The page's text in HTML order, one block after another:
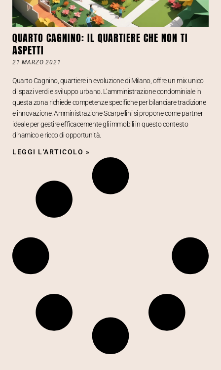
QUARTO CAGNINO: IL QUARTIERE CHE NON TI
ASPETTI
21 MARZO 2021
Quarto Cagnino, quartiere in evoluzione di Milano, offre un mix unico
di spazi verdi e sviluppo urbano. L’amministrazione condominiale in
questa zona richiede competenze specifiche per bilanciare tradizione
e innovazione. Amministrazione Scarpellini si propone come partner
ideale per gestire efficacemente gli immobili in questo contesto
dinamico e ricco di opportunità.
LEGGI L'ARTICOLO »